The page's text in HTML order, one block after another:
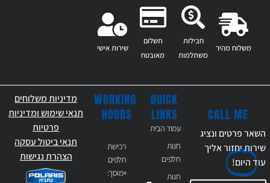
משלוח מהיר
חבילות
משתלמות
תשלום
מאובטח
שירות אישי
QUICK
LINKS
עמוד הבית
חנות
חלפים
חנות
WORKING
HOURS
רכישת
חלפים
+מוסך:
CALL ME
השאר פרטים ונציג
שירות יחזור אליך
עודהיום!
מדיניות משלוחים
תנאי שימוש ומדיניות
פרטיות
תנאי ביטול עסקה
הצהרת נגישות